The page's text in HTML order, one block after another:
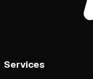
Services